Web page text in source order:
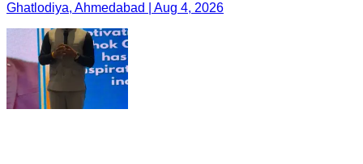
Ghatlodiya, Ahmedabad | Aug 4, 2026